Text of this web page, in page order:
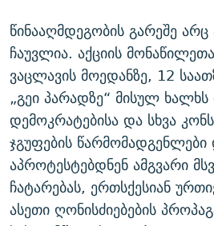
წინააღმდეგობის გარეშე
ჩაუვლია. აქციის
ვაცლავის მოედანზე, 12
„გეი პარადზე“ მისულ ხალხს
დემოკრატებისა და სხვა
ჯგუფების წარმომადგენლები
აპროტესტებდნენ ამგვარი
ჩატარებას, ერთსქესიან
ასეთი ღონისძიებების